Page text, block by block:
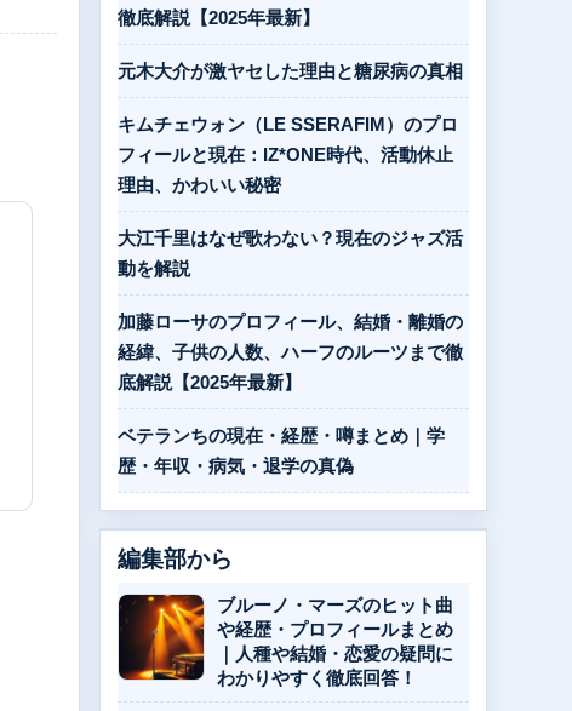
徹底解説【2025年最新】
元木大介が激ヤセした理由と糖尿病の真相
キムチェウォン（LE SSERAFIM）のプロ
フィールと現在：IZ*ONE時代、活動休止
理由、かわいい秘密
大江千里はなぜ歌わない？現在のジャズ活
動を解説
加藤ローサのプロフィール、結婚・離婚の
経緯、子供の人数、ハーフのルーツまで徹
底解説【2025年最新】
ベテランちの現在・経歴・噂まとめ｜学
歴・年収・病気・退学の真偽
編集部から
ブルーノ・マーズのヒット曲
や経歴・プロフィールまとめ
｜人種や結婚・恋愛の疑問に
わかりやすく徹底回答！